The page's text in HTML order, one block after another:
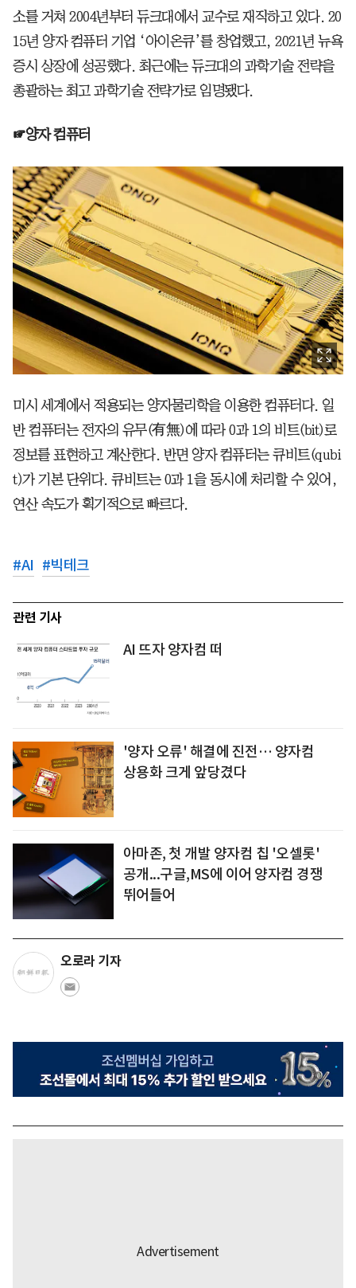
소를 거쳐 2004년부터 듀크대에서 교수로 재직하고 있다. 20
15년 양자 컴퓨터 기업 ‘아이온큐’를 창업했고, 2021년 뉴욕
증시 상장에 성공했다. 최근에는 듀크대의 과학기술 전략을
총괄하는 최고 과학기술 전략가로 임명됐다.
☞양자 컴퓨터
미시 세계에서 적용되는 양자물리학을 이용한 컴퓨터다. 일
반 컴퓨터는 전자의 유무(有無)에 따라 0과 1의 비트(bit)로
정보를 표현하고 계산한다. 반면 양자 컴퓨터는 큐비트(qubi
t)가 기본 단위다. 큐비트는 0과 1을 동시에 처리할 수 있어,
연산 속도가 획기적으로 빠르다.
#AI #빅테크
관련 기사
AI 뜨자 양자컴 떠
'양자 오류' 해결에 진전… 양자컴
상용화 크게 앞당겼다
아마존, 첫 개발 양자컴 칩 '오셀롯'
공개...구글,MS에 이어 양자컴 경쟁
뛰어들어
오로라 기자